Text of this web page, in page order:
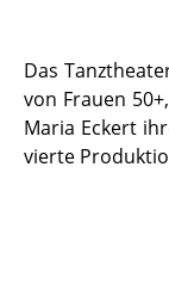
Das
von Frauen
Maria Eckert
vierte